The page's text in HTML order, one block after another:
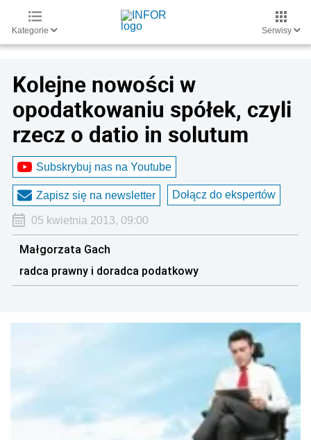
Kategorie Serwisy
Kolejne nowości w
opodatkowaniu spółek, czyli
rzecz o datio in solutum
Subskrybuj nas na Youtube
Zapisz się na newsletter Dołącz do ekspertów
05 kwietnia 2013, 09:00
Małgorzata Gach
radca prawny i doradca podatkowy